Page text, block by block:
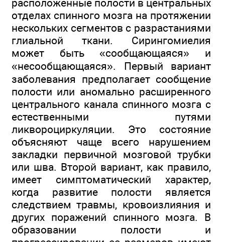
расположенные полости в центральных
отделах спинного мозга на протяжении
нескольких сегментов с разрастаниями
глиальной ткани. Сирингомиелия
может быть «сообщающаяся» и
«несообщающаяся». Первый вариант
заболевания предполагает сообщение
полости или аномально расширенного
центрального канала спинного мозга с
естественными путями
ликвороциркуляции. Это состояние
объясняют чаще всего нарушением
закладки первичной мозговой трубки
или шва. Второй вариант, как правило,
имеет симптоматический характер,
когда развитие полости является
следствием травмы, кровоизлияния и
других поражений спинного мозга. В
образовании полости и